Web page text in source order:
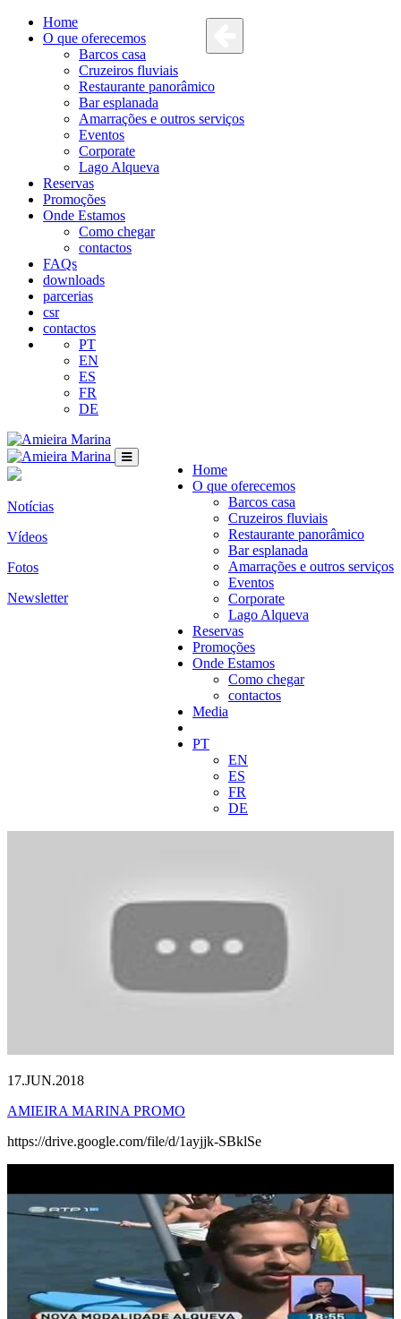
Home
O que oferecemos
Barcos casa
Cruzeiros fluviais
Restaurante panorâmico
Bar esplanada
Amarrações e outros serviços
Eventos
Corporate
Lago Alqueva
Reservas
Promoções
Onde Estamos
Como chegar
contactos
FAQs
downloads
parcerias
csr
contactos
PT
EN
ES
FR
DE
Home
O que oferecemos
Barcos casa
Cruzeiros fluviais
Restaurante panorâmico
Bar esplanada
Amarrações e outros serviços
Eventos
Corporate
Lago Alqueva
Reservas
Promoções
Onde Estamos
Como chegar
contactos
Media
PT
EN
ES
FR
DE
Notícias
Vídeos
Fotos
Newsletter
17.JUN.2018
AMIEIRA MARINA PROMO
https://drive.google.com/file/d/1ayjjk-SBklSe